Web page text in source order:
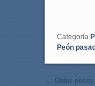
Categoría
Peón
Post navigation
← Older posts